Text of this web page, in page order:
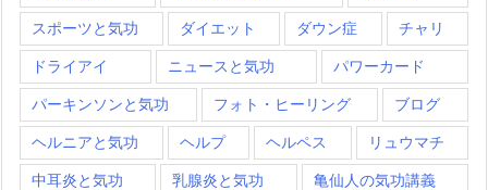
スポーツと気功 ダイエット ダウン症 チャリ
ドライアイ ニュースと気功 パワーカード
パーキンソンと気功 フォト・ヒーリング ブログ
ヘルニアと気功 ヘルプ ヘルペス リュウマチ
中耳炎と気功 乳腺炎と気功 亀仙人の気功講義